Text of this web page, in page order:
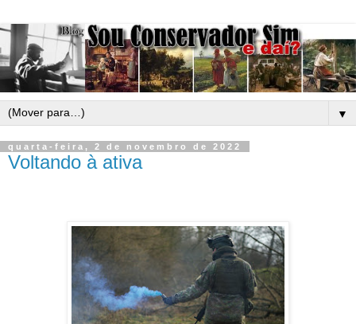
▼
quarta-feira, 2 de novembro de 2022
Voltando à ativa